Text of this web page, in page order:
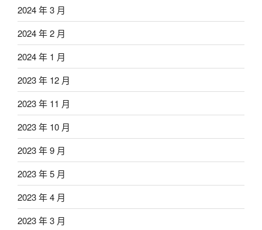
2024 年 3 月
2024 年 2 月
2024 年 1 月
2023 年 12 月
2023 年 11 月
2023 年 10 月
2023 年 9 月
2023 年 5 月
2023 年 4 月
2023 年 3 月